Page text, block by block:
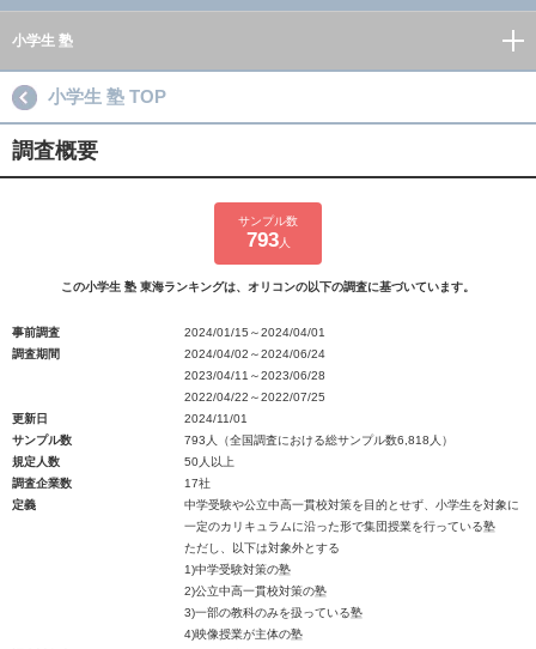
小学生 塾
小学生 塾 TOP
調査概要
サンプル数
793人
この小学生 塾 東海ランキングは、オリコンの以下の調査に基づいています。
事前調査
2024/01/15～2024/04/01
調査期間
2024/04/02～2024/06/24
2023/04/11～2023/06/28
2022/04/22～2022/07/25
更新日
2024/11/01
サンプル数
793人（全国調査における総サンプル数6,818人）
規定人数
50人以上
調査企業数
17社
定義
中学受験や公立中高一貫校対策を目的とせず、小学生を対象に
一定のカリキュラムに沿った形で集団授業を行っている塾
ただし、以下は対象外とする
1)中学受験対策の塾
2)公立中高一貫校対策の塾
3)一部の教科のみを扱っている塾
4)映像授業が主体の塾